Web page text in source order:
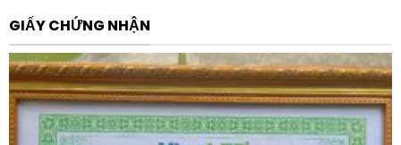
thiết lập các cảm biến ánh sáng và cảm biến hiện diện.
Đèn có thể tự động giảm độ sáng khi có đủ ánh sáng
tự nhiên hoặc tắt khi không có người, giúp tối ưu hóa
chi phí tiền điện hàng tháng. Tuổi thọ sản phẩm lên tới
70.000 giờ (L80/B10) giúp cắt giảm tối đa chi phí bảo
trì, thay thế, đặc biệt là tại các tòa nhà cao tầng nơi
GIẤY CHỨNG NHẬN